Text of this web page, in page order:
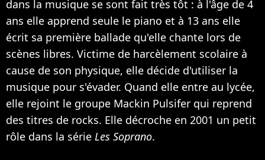
dans la musique se sont fait très tôt : à l'âge de 4
ans elle apprend seule le piano et à 13 ans elle
écrit sa première ballade qu'elle chante lors de
scènes libres. Victime de harcèlement scolaire à
cause de son physique, elle décide d'utiliser la
musique pour s'évader. Quand elle entre au lycée,
elle rejoint le groupe Mackin Pulsifer qui reprend
des titres de rocks. Elle décroche en 2001 un petit
rôle dans la série Les Soprano.